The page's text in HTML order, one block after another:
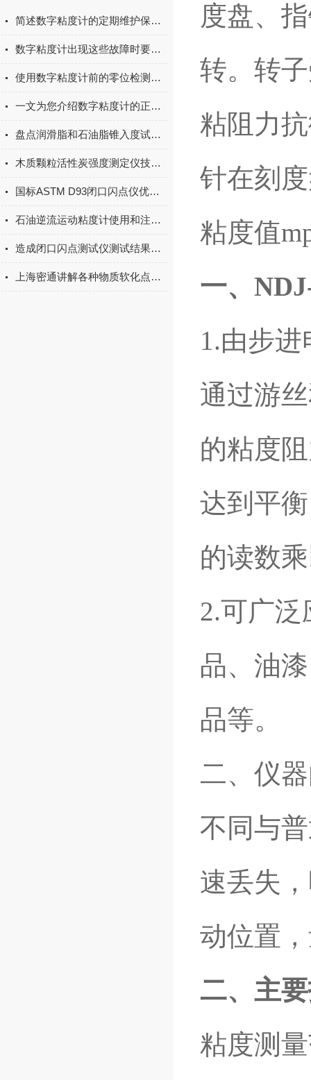
简述数字粘度计的定期维护保养方法
数字粘度计出现这些故障时要及时处理
使用数字粘度计前的零位检测别忘了！
一文为您介绍数字粘度计的正确使用方法
盘点润滑脂和石油脂锥入度试验器的主要技术要求
木质颗粒活性炭强度测定仪技术参数
国标ASTM D93闭口闪点仪优势分析
石油逆流运动粘度计使用和注意事项
造成闭口闪点测试仪测试结果存在误差的原因
上海密通讲解各种物质软化点核心技术指标（环球法）
度盘、
转。转
粘阻力
针在刻
粘度值
一、
1.由步
通过游
的粘度
达到平
的读数
2.可广
品、油
品等。
二、仪
不同与
速丢失
动位置
二、主
粘度测量